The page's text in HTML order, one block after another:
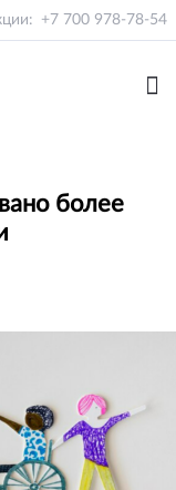
+7 700 978-78-54
более